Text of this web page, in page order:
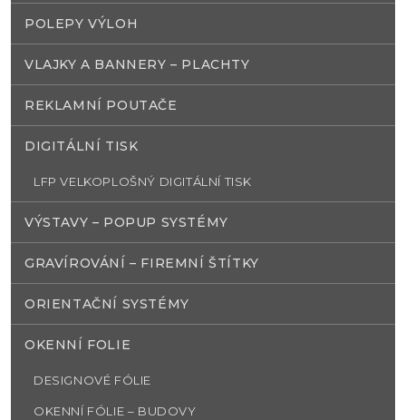
POLEPY VÝLOH
VLAJKY A BANNERY – PLACHTY
REKLAMNÍ POUTAČE
DIGITÁLNÍ TISK
LFP VELKOPLOŠNÝ DIGITÁLNÍ TISK
VÝSTAVY – POPUP SYSTÉMY
GRAVÍROVÁNÍ – FIREMNÍ ŠTÍTKY
ORIENTAČNÍ SYSTÉMY
OKENNÍ FOLIE
DESIGNOVÉ FÓLIE
OKENNÍ FÓLIE – BUDOVY